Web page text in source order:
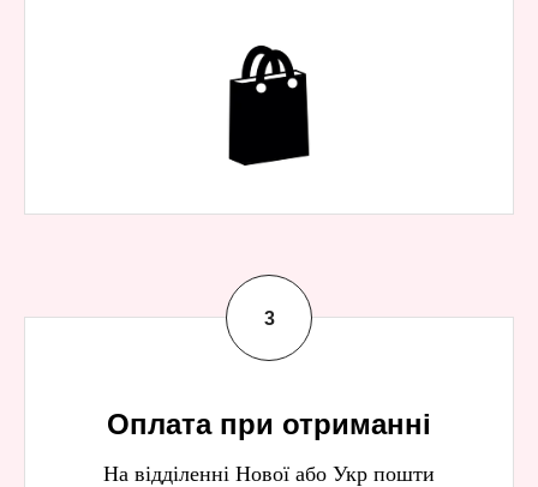
Оплата при отриманні
На відділенні Нової або Укр пошти